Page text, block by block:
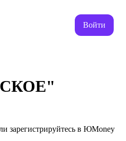
Войти
зарегистрируйтесь в ЮMoney